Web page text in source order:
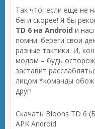
Так что, если еще не
беги скорее! Я бы
TD 6 на Android и
помни: береги свои
разные тактики. И,
модом – будь
заставит
лицом *команды
друг!
Скачать Bloons TD 6
APK Android